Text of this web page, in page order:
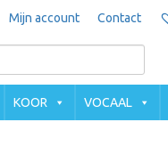
Mijn account Contact
KOOR VOCAAL